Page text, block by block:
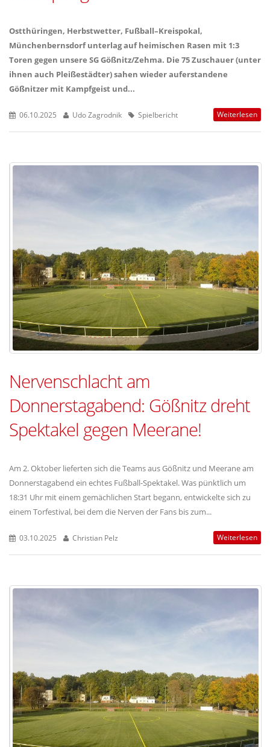
Ostthüringen, Herbstwetter, Fußball–Kreispokal,
Münchenbernsdorf unterlag auf heimischen Rasen mit 1:3
Toren gegen unsere SG Gößnitz/Zehma. Die 75 Zuschauer (unter
ihnen auch Pleißestädter) sahen wieder auferstandene
Gößnitzer mit Kampfgeist und...
06.10.2025 Udo Zagrodnik Spielbericht Weiterlesen
Nervenschlacht am
Donnerstagabend: Gößnitz dreht
Spektakel gegen Meerane!
Am 2. Oktober lieferten sich die Teams aus Gößnitz und Meerane am
Donnerstagabend ein echtes Fußball-Spektakel. Was pünktlich um
18:31 Uhr mit einem gemächlichen Start begann, entwickelte sich zu
einem Torfestival, bei dem die Nerven der Fans bis zum...
03.10.2025 Christian Pelz Weiterlesen